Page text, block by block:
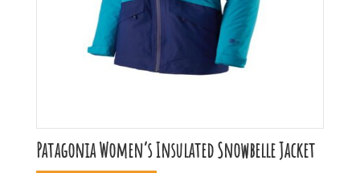
Patagonia Women’s Insulated Snowbelle Jacket